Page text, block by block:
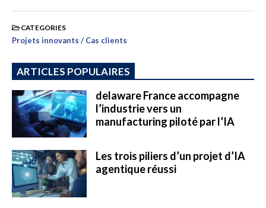
CATEGORIES
Projets innovants / Cas clients
ARTICLES POPULAIRES
delaware France accompagne
l’industrie vers un
manufacturing piloté par l’IA
Les trois piliers d’un projet d’IA
agentique réussi